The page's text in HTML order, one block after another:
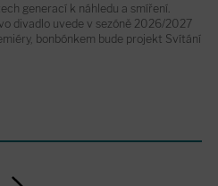
generací k náhledu a smíření.
divadlo uvede v sezóně 2026/2027
bonbónkem bude projekt Svítání